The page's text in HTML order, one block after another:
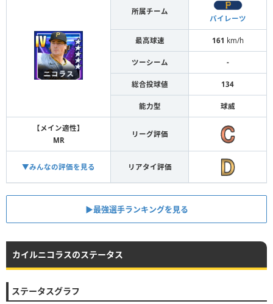
所属チーム
パイレーツ
最高球速 161 km/h
ツーシーム -
総合投球値 134
能力型 球威
【メイン適性】
MR
リーグ評価
▼みんなの評価を見る リアタイ評価
▶︎最強選手ランキングを見る
カイルニコラスのステータス
ステータスグラフ